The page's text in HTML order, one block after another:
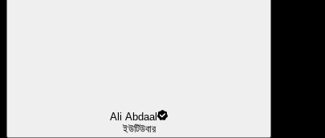
Ali Abdaal
ইউটিউবার